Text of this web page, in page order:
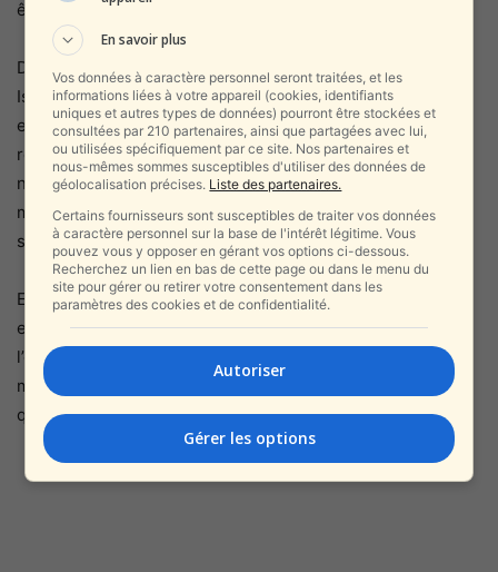
être à nouveau planifié.
De la même manière, chaque mort est une tragédie pour
Israël. Elle a bien fait d’éviter que le bilan ne s’alourdisse
en avertissant les civils avant les attaques. Comme l’a fait
remarquer John Kirby, porte-parole de la sécurité
nationale de la Maison Blanche : « Il y a très peu d’armées
modernes dans le monde qui feraient cela. Je ne sais pas
si [nous] ferions ça.
En cette époque de pensée détrempée, il s’est avéré
extrêmement facile de plonger le public dans
l’obscurité. Avec l’israélophobie de son côté, le Hamas n’a
même pas pris la peine de garder sa stratégie secrète. Ce
qui compte, c’est contrôler les émotions.
En savoir plus
Vos données à caractère personnel seront traitées, et les
informations liées à votre appareil (cookies, identifiants
uniques et autres types de données) pourront être stockées et
consultées par 210 partenaires, ainsi que partagées avec lui,
ou utilisées spécifiquement par ce site. Nos partenaires et
nous-mêmes sommes susceptibles d'utiliser des données de
géolocalisation précises. Liste des partenaires.
Certains fournisseurs sont susceptibles de traiter vos données
à caractère personnel sur la base de l'intérêt légitime. Vous
pouvez vous y opposer en gérant vos options ci-dessous.
Recherchez un lien en bas de cette page ou dans le menu du
site pour gérer ou retirer votre consentement dans les
paramètres des cookies et de confidentialité.
Autoriser
Gérer les options